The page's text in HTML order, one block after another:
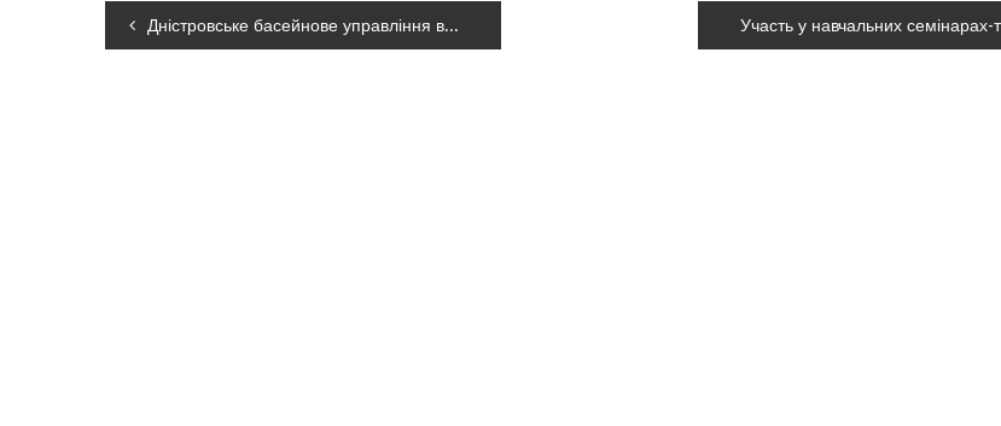
Навігація
Дністровське басейнове управління водних ресурсів та Галицька міська рада уклали Меморандум про співробітництво